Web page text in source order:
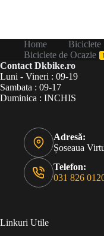
Home Biciclete
Biciclete de Ocazie
Contact Dkbike.ro
Luni - Vineri : 09-19
Sambata : 09-17
Duminica : INCHIS
Adresă:
Șoseaua
Telefon:
031 826
Linkuri Utile